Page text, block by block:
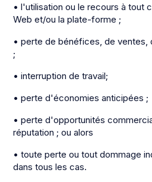
• l'utilisation ou le recours à tout
Web et/ou la plate-forme ;
• perte de bénéfices, de ventes,
;
• interruption de travail;
• perte d'économies anticipées ;
• perte d'opportunités
réputation ; ou alors
• toute perte ou tout dommage
dans tous les cas.